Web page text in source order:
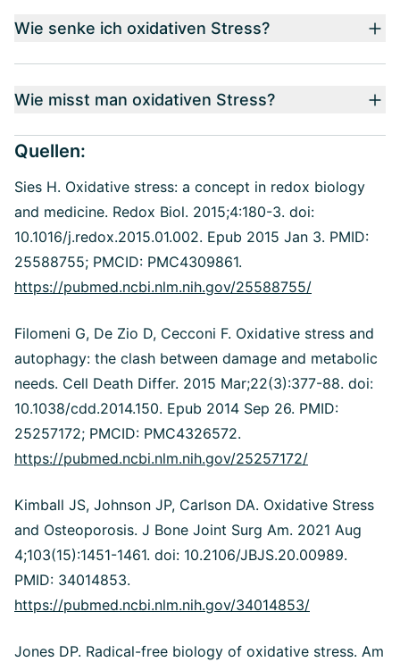
Wie senke ich oxidativen Stress?
Wie misst man oxidativen Stress?
Quellen:
Sies H. Oxidative stress: a concept in redox biology
and medicine. Redox Biol. 2015;4:180-3. doi:
10.1016/j.redox.2015.01.002. Epub 2015 Jan 3. PMID:
25588755; PMCID: PMC4309861.
https://pubmed.ncbi.nlm.nih.gov/25588755/
Filomeni G, De Zio D, Cecconi F. Oxidative stress and
autophagy: the clash between damage and metabolic
needs. Cell Death Differ. 2015 Mar;22(3):377-88. doi:
10.1038/cdd.2014.150. Epub 2014 Sep 26. PMID:
25257172; PMCID: PMC4326572.
https://pubmed.ncbi.nlm.nih.gov/25257172/
Kimball JS, Johnson JP, Carlson DA. Oxidative Stress
and Osteoporosis. J Bone Joint Surg Am. 2021 Aug
4;103(15):1451-1461. doi: 10.2106/JBJS.20.00989.
PMID: 34014853.
https://pubmed.ncbi.nlm.nih.gov/34014853/
Jones DP. Radical-free biology of oxidative stress. Am